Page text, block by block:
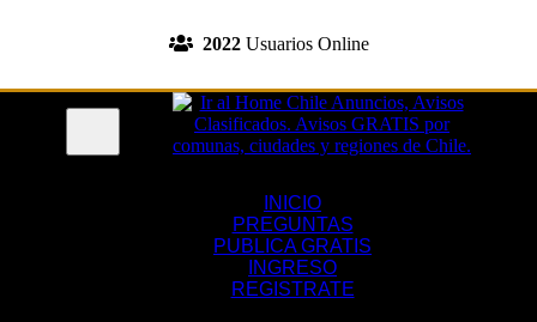
2022Usuarios Online
INICIO
PREGUNTAS
PUBLICA GRATIS
INGRESO
REGISTRATE